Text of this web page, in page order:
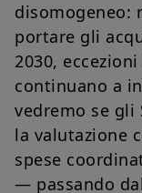
disomogeneo:
portare gli
2030,
continuano a
vedremo se
la valutazione
spese
— passando